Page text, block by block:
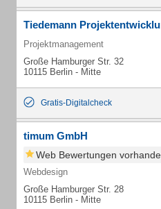
Tiedemann
Projektmanagement
Große Hamburger Str. 32
10115 Berlin - Mitte
Gratis-Digitalcheck
timum GmbH
Web Bewertungen
Webdesign
Große Hamburger Str. 28
10115 Berlin - Mitte